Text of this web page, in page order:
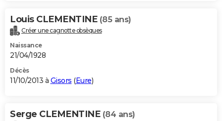
Louis CLEMENTINE (85 ans)
Créer une cagnotte obsèques
Naissance
21/04/1928
Décès
11/10/2013 à Gisors (Eure)
Serge CLEMENTINE (84 ans)